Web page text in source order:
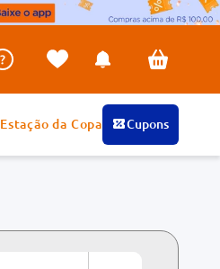
Estação da Copa Cupons